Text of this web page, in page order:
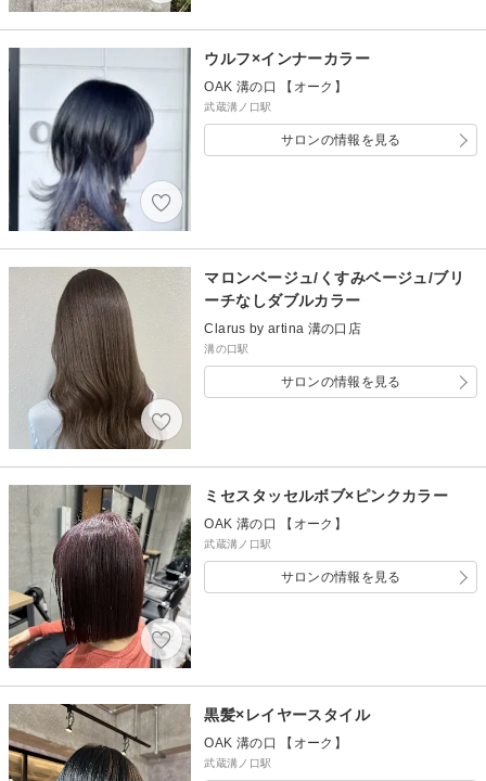
ウルフ×インナーカラー
OAK 溝の口 【オーク】
武蔵溝ノ口駅
サロンの情報を見る
マロンベージュ/くすみベージュ/ブリ
ーチなしダブルカラー
Clarus by artina 溝の口店
溝の口駅
サロンの情報を見る
ミセスタッセルボブ×ピンクカラー
OAK 溝の口 【オーク】
武蔵溝ノ口駅
サロンの情報を見る
黒髪×レイヤースタイル
OAK 溝の口 【オーク】
武蔵溝ノ口駅